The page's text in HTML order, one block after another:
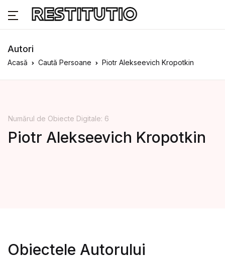
Autori
Acasă Caută Persoane Piotr Alekseevich Kropotkin
Numărul de Obiecte Digitale: 6
Piotr Alekseevich Kropotkin
Obiectele Autorului